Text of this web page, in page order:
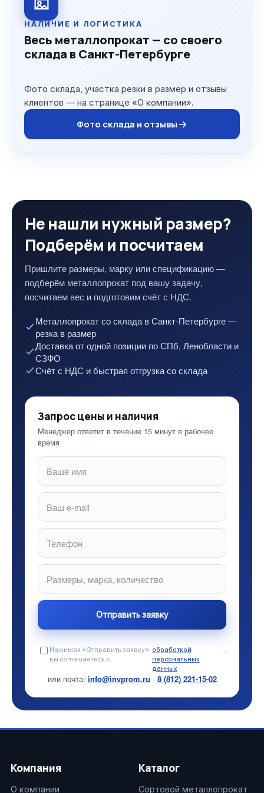
НАЛИЧИЕ И ЛОГИСТИКА
Весь металлопрокат — со своего
склада в Санкт-Петербурге
Фото склада, участка резки в размер и отзывы
клиентов — на странице «О компании».
Фото склада и отзывы
Не нашли нужный размер?
Подберём и посчитаем
Пришлите размеры, марку или спецификацию —
подберём металлопрокат под вашу задачу,
посчитаем вес и подготовим счёт с НДС.
Металлопрокат со склада в Санкт-Петербурге —
резка в размер
Доставка от одной позиции по СПб, Ленобласти и
СЗФО
Счёт с НДС и быстрая отгрузка со склада
Запрос цены и наличия
Менеджер ответит в течение 15 минут в рабочее
время
Нажимая «Отправить заявку»,
вы соглашаетесь с
обработкой
персональных
данных
.
или почта: info@invprom.ru · 8 (812) 221-15-02
Компания
О компании
Каталог
Сортовой металлопрокат